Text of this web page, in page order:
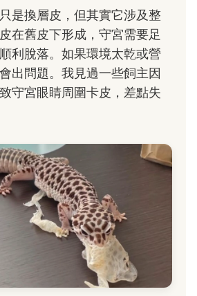
是換層皮，但其實它涉及整
在舊皮下形成，守宮需要足
利脫落。如果環境太乾或營
出問題。我見過一些飼主因
守宮眼睛周圍卡皮，差點失